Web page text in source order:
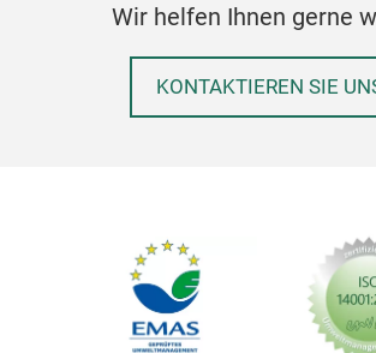
Wir helfen Ihnen gerne
KONTAKTIEREN SIE